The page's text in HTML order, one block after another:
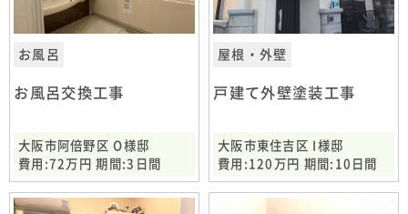
お風呂
お風呂交換工事
大阪市阿倍野区 O様邸
費用:72万円 期間:3日間
屋根・外壁
戸建て外壁塗装工事
大阪市東住吉区 I様邸
費用:120万円 期間:10日間